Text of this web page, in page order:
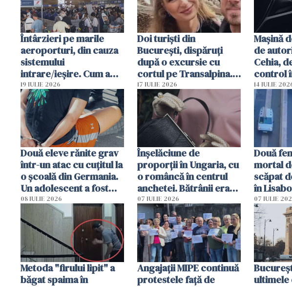
Întârzieri pe marile
aeroporturi, din cauza
sistemului
intrare/ieșire. Cum a
ajuns o femeie să fie
arestată în Cluj-Napoca
19 IULIE 2026
Doi turiști din
București, dispăruți
după o excursie cu
cortul pe Transalpina.
Poliția și familia îi caută
17 IULIE 2026
Mașină
de
Cehia,
control
14 IULIE
Două eleve rănite grav
într-un atac cu cuțitul la
o școală din Germania.
Un adolescent a fost
arestat
08 IULIE 2026
Înșelăciune de
proporții în Ungaria, cu
o româncă în centrul
anchetei. Bătrânii erau
puși să lase la poartă
genți cu aur și bani
07 IULIE 2026
Două
mortal
scăpat
în
oameni
07 IULIE
Metoda "firului lipit" a
băgat spaima în
Angajaţii MIPE continuă
protestele faţă de
ultimele